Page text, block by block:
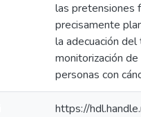
las pretensiones
precisamente
la adecuación
monitorización
personas con
https://